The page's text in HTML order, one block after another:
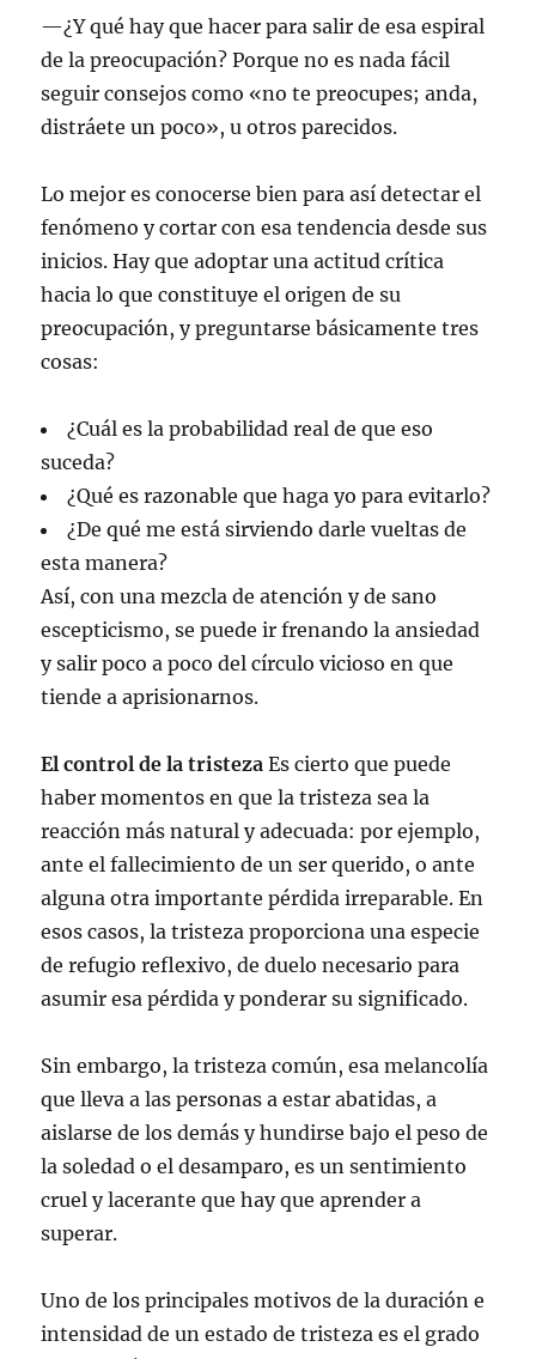
—¿Y qué hay que hacer para salir de esa espiral
de la preocupación? Porque no es nada fácil
seguir consejos como «no te preocupes; anda,
distráete un poco», u otros parecidos.
Lo mejor es conocerse bien para así detectar el
fenómeno y cortar con esa tendencia desde sus
inicios. Hay que adoptar una actitud crítica
hacia lo que constituye el origen de su
preocupación, y preguntarse básicamente tres
cosas:
¿Cuál es la probabilidad real de que eso
suceda?
¿Qué es razonable que haga yo para evitarlo?
¿De qué me está sirviendo darle vueltas de
esta manera?
Así, con una mezcla de atención y de sano
escepticismo, se puede ir frenando la ansiedad
y salir poco a poco del círculo vicioso en que
tiende a aprisionarnos.
El control de la tristeza Es cierto que puede
haber momentos en que la tristeza sea la
reacción más natural y adecuada: por ejemplo,
ante el fallecimiento de un ser querido, o ante
alguna otra importante pérdida irreparable. En
esos casos, la tristeza proporciona una especie
de refugio reflexivo, de duelo necesario para
asumir esa pérdida y ponderar su significado.
Sin embargo, la tristeza común, esa melancolía
que lleva a las personas a estar abatidas, a
aislarse de los demás y hundirse bajo el peso de
la soledad o el desamparo, es un sentimiento
cruel y lacerante que hay que aprender a
superar.
Uno de los principales motivos de la duración e
intensidad de un estado de tristeza es el grado